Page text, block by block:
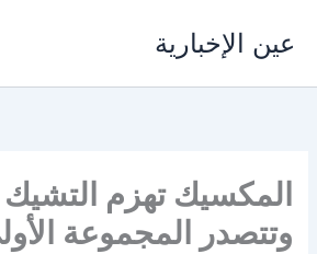
المحتوى
عين الإخبارية
المكسيك تهزم التشيك
وتتصدر المجموعة